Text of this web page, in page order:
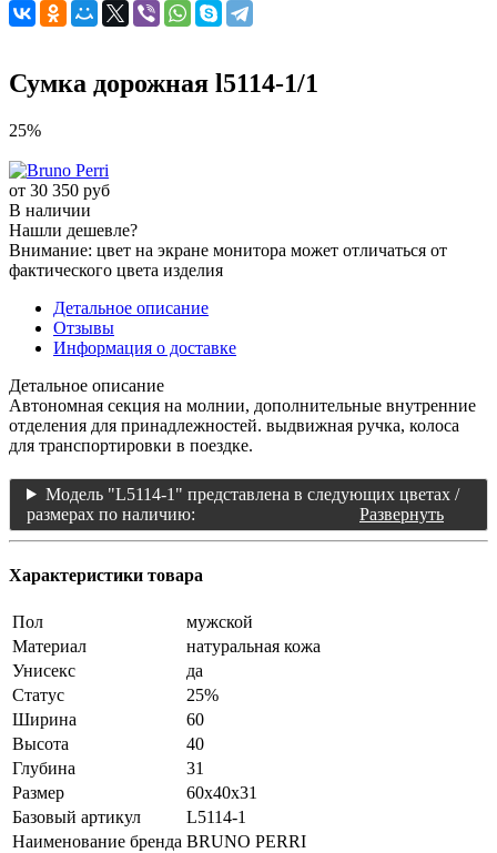
Сумка дорожная l5114-1/1
25%
от 30 350 руб
В наличии
Нашли дешевле?
Внимание: цвет на экране монитора может отличаться от
фактического цвета изделия
Детальное описание
Отзывы
Информация о доставке
Детальное описание
Автономная секция на молнии, дополнительные внутренние
отделения для принадлежностей. выдвижная ручка, колоса
для транспортировки в поездке.
Модель "L5114-1" представлена в следующих цветах /
размерах по наличию:
Развернуть
Характеристики товара
Пол
мужской
Материал
натуральная кожа
Унисекс
да
Статус
25%
Ширина
60
Высота
40
Глубина
31
Размер
60х40х31
Базовый артикул
L5114-1
Наименование бренда BRUNO PERRI